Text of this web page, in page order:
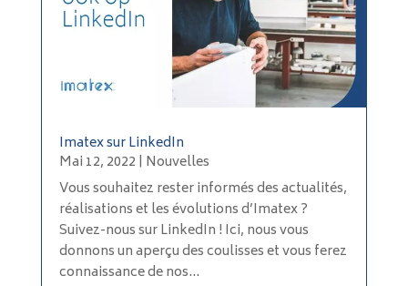
Imatex sur LinkedIn
Mai 12, 2022 | Nouvelles
Vous souhaitez rester informés des actualités,
réalisations et les évolutions d’Imatex ?
Suivez-nous sur LinkedIn ! Ici, nous vous
donnons un aperçu des coulisses et vous ferez
connaissance de nos...